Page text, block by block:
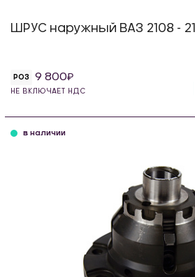
ШРУС наружный ВАЗ 2108 -
РОЗ 9 800
НЕ ВКЛЮЧАЕТ НДС
в наличии